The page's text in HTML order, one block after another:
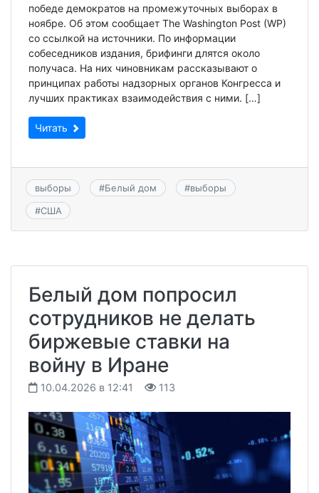
победе демократов на промежуточных выборах в
ноябре. Об этом сообщает The Washington Post (WP)
со ссылкой на источники. По информации
собеседников издания, брифинги длятся около
получаса. На них чиновникам рассказывают о
принципах работы надзорных органов Конгресса и
лучших практиках взаимодействия с ними. […]
Читать
выборы #Белый дом #выборы
#США
Белый дом попросил
сотрудников не делать
биржевые ставки на
войну в Иране
10.04.2026 в 12:41 113